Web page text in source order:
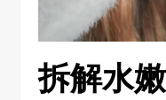
拆解水